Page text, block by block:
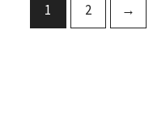
1 2 →